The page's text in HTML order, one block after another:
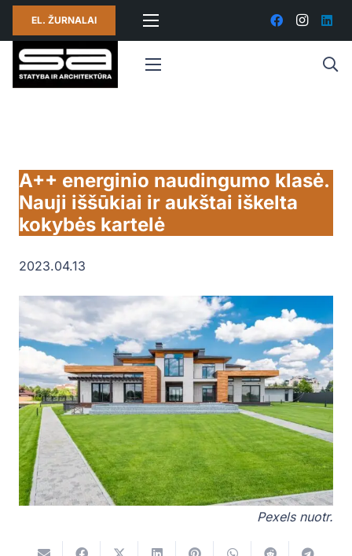
EL. ŽURNALAI
A++ energinio naudingumo klasė.
Nauji iššūkiai ir aukštai iškelta
kokybės kartelė
2023.04.13
Pexels nuotr.